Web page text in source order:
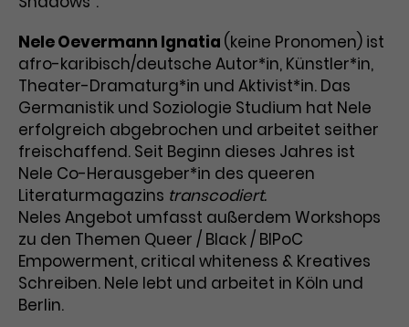
Google Analytics
Laufzeit 1 Minute
Zweck
Das ist ein von Google Analytics
gesetztes Cookie. Bestimmte
Daten werden nur maximal einmal
pro Minute an Google Analytics
gesendet. Solange es gesetzt ist,
werden bestimmte
Datenübertragungen
unterbunden.
Zweck
Dieses Cookie wird verwendet, um
Nutzerinteraktionen mit
Werbeanzeigen zu messen und
Remarketing-Funktionen
bereitzustellen.
Name IDE
Anbieter Google / DoubleClick
Laufzeit
Nele Oevermann Ignatia (keine Pronomen) ist
afro-karibisch/deutsche Autor*in, Künstler*in,
Theater-Dramaturg*in und Aktivist*in. Das
Germanistik und Soziologie Studium hat Nele
erfolgreich abgebrochen und arbeitet seither
freischaffend. Seit Beginn dieses Jahres ist
Nele Co-Herausgeber*in des queeren
Literaturmagazins transcodiert.
Neles Angebot umfasst außerdem Workshops
zu den Themen Queer / Black / BIPoC
Empowerment, critical whiteness & Kreatives
Schreiben. Nele lebt und arbeitet in Köln und
Berlin.